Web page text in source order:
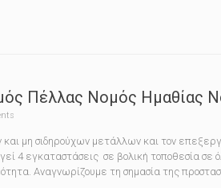
Πέλλας Νομός Ημαθίας
μη σιδηρούχων μετάλλων και τον
4 εγκαταστάσεις σε βολική τοποθεσία
Αναγνωρίζουμε τη σημασία της